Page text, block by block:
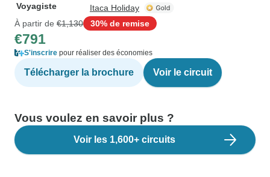
Voyagiste
Itaca Holiday
À partir de €1,130 30% de remise
€791
S'inscrire pour réaliser des économies
Télécharger la brochure Voir le circuit
Vous voulez en savoir plus ?
Voir les 1,600+ circuits